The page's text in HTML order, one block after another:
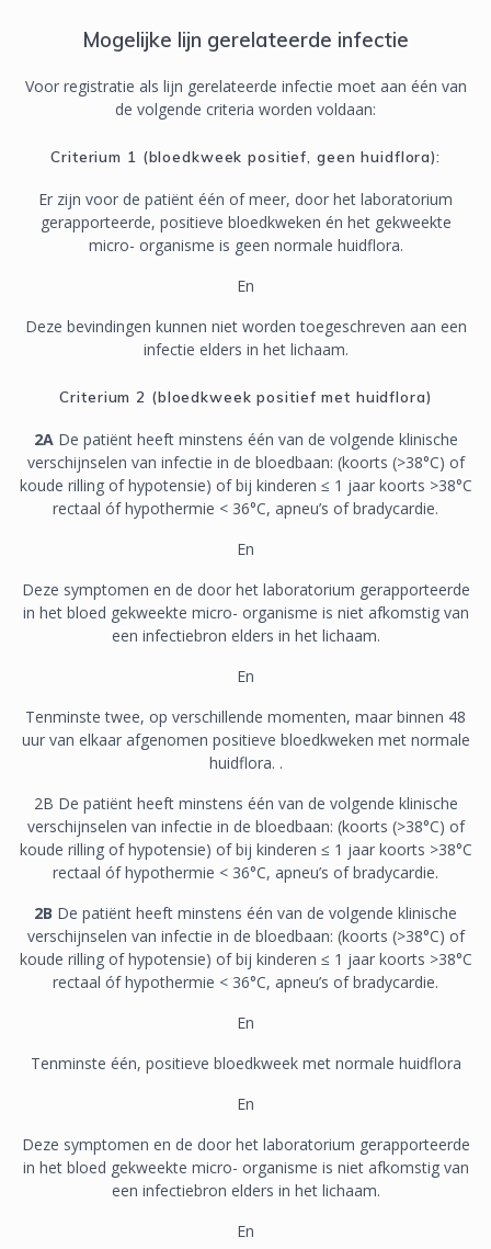
Mogelijke lijn gerelateerde infectie
Voor registratie als lijn gerelateerde infectie moet aan één van
de volgende criteria worden voldaan:
Criterium 1 (bloedkweek positief, geen huidflora):
Er zijn voor de patiënt één of meer, door het laboratorium
gerapporteerde, positieve bloedkweken én het gekweekte
micro- organisme is geen normale huidflora.
En
Deze bevindingen kunnen niet worden toegeschreven aan een
infectie elders in het lichaam.
Criterium 2 (bloedkweek positief met huidflora)
2ADe patiënt heeft minstens één van de volgende klinische
verschijnselen van infectie in de bloedbaan: (koorts (>38°C) of
koude rilling of hypotensie) of bij kinderen ≤ 1 jaar koorts >38°C
rectaal óf hypothermie < 36°C, apneu’s of bradycardie.
En
Deze symptomen en de door het laboratorium gerapporteerde
in het bloed gekweekte micro- organisme is niet afkomstig van
een infectiebron elders in het lichaam.
En
Tenminste twee, op verschillende momenten, maar binnen 48
uur van elkaar afgenomen positieve bloedkweken met normale
huidflora. .
2B De patiënt heeft minstens één van de volgende klinische
verschijnselen van infectie in de bloedbaan: (koorts (>38°C) of
koude rilling of hypotensie) of bij kinderen ≤ 1 jaar koorts >38°C
rectaal óf hypothermie < 36°C, apneu’s of bradycardie.
2B De patiënt heeft minstens één van de volgende klinische
verschijnselen van infectie in de bloedbaan: (koorts (>38°C) of
koude rilling of hypotensie) of bij kinderen ≤ 1 jaar koorts >38°C
rectaal óf hypothermie < 36°C, apneu’s of bradycardie.
En
Tenminste één, positieve bloedkweek met normale huidflora
En
Deze symptomen en de door het laboratorium gerapporteerde
in het bloed gekweekte micro- organisme is niet afkomstig van
een infectiebron elders in het lichaam.
En